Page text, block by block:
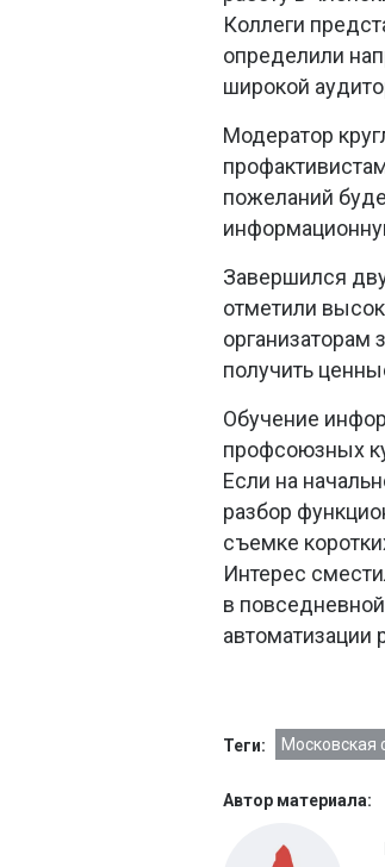
Коллеги
определили
широкой
Модератор
пожеланий
Завершился
отметили
организаторам
получить
Обучение
профсоюзных
Если на
разбор
съемке
Интерес
в
автоматизации
Теги:
Автор материала: